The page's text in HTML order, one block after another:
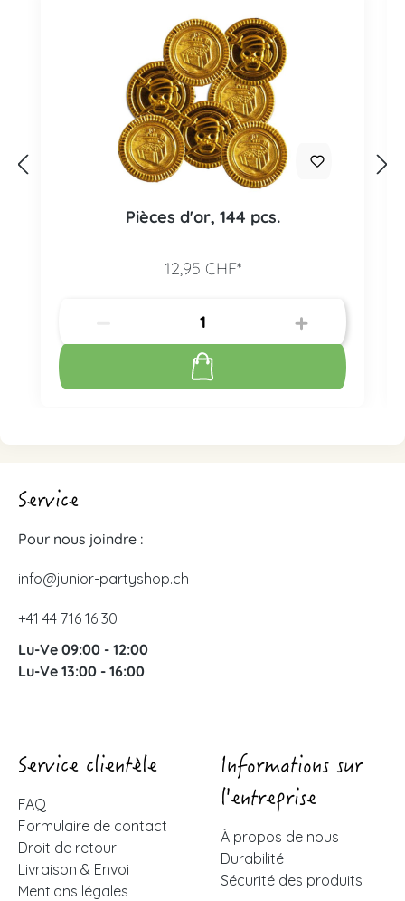
Pièces d'or, 144 pcs.
12,95 CHF*
Service
Pour nous joindre :
info@junior-partyshop.ch
+41 44 716 16 30
Lu-Ve 09:00 - 12:00
Lu-Ve 13:00 - 16:00
Service clientèle
FAQ
Formulaire de contact
Droit de retour
Livraison & Envoi
Mentions légales
Informations sur
l'entreprise
À propos de nous
Durabilité
Sécurité des produits